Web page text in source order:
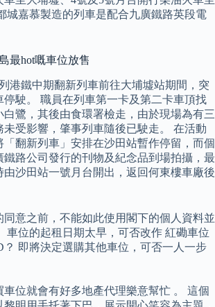
城嘉慕製造的列車是配合九廣鐵路英段電
最hot嘅車位放售
港鐵中期翻新列車前往大埔墟站期間，突
駛。 職員在列車第一卡及第二卡車頂找
鷺，其後由食環署檢走，由於現場為有三
受影響，肇事列車隨後已駛走。 在活動
翻新列車」安排在沙田站暫作停留，而個
鐵路公司發行的刊物及紀念品到場拍攝，最
沙田站一號月台開出，返回何東樓車廠後
意之前，不能如此使用閣下的個人資料並
車位的起租日期太早，可否改作 紅磡車位
即將決定選購其他車位，可否一人一步
位就會有好多地產代理樂意幫忙 。 這個